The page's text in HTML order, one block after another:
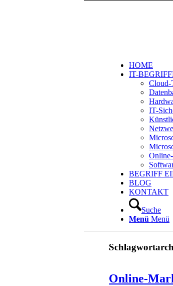
HOME
IT-
Cloud-
IT-
BEGRIFF
BLOG
KONTAKT
Suche
Menü Menü
Online-